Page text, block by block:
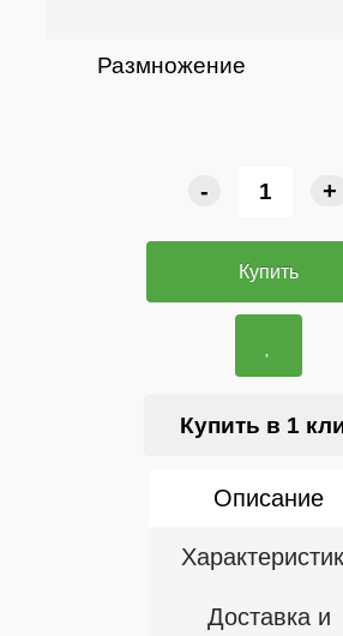
Размножение
- +
Купить
Купить в 1
Описание
Доставка и